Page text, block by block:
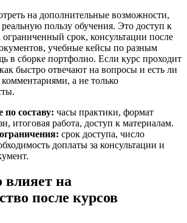
на дополнительные возможности,
пользу обучения. Это доступ к
ограниченный срок, консультации после
учебные кейсы по разным
в сборке портфолио. Если курс проходит
быстро отвечают на вопросы и есть ли
а не только
составу: часы практики, формат
итоговая работа, доступ к материалам.
срок доступа, число
доплаты за консультации и
влияет на
после курсов